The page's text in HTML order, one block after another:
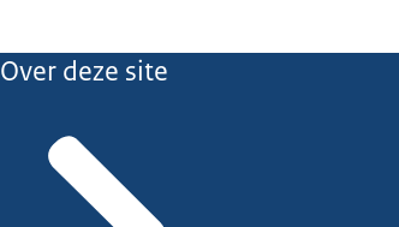
Over deze site